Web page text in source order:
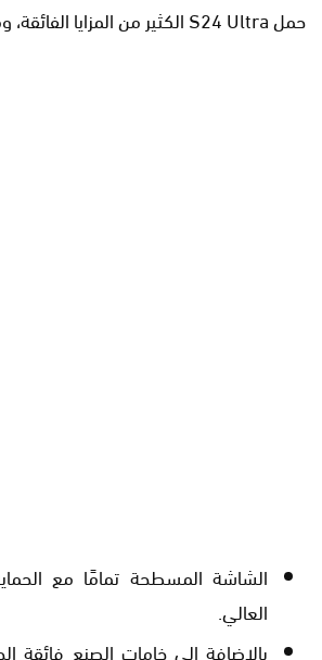
حمل S24 Ultra الكثير من المزايا الفائقة، ومن أبرزها الآتي:
الشاشة المسطحة تمامًا مع
العالي.
بالإضافة إلى خامات الصنع فائقة